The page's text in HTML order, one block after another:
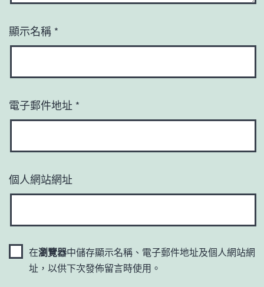
顯示名稱 *
電子郵件地址 *
個人網站網址
在瀏覽器中儲存顯示名稱、電子郵件地址及個人網站網
址，以供下次發佈留言時使用。